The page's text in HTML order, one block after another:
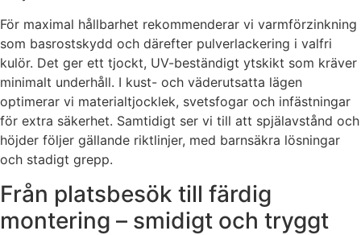
För maximal hållbarhet rekommenderar vi varmförzinkning
som basrostskydd och därefter pulverlackering i valfri
kulör. Det ger ett tjockt, UV-beständigt ytskikt som kräver
minimalt underhåll. I kust- och väderutsatta lägen
optimerar vi materialtjocklek, svetsfogar och infästningar
för extra säkerhet. Samtidigt ser vi till att spjälavstånd och
höjder följer gällande riktlinjer, med barnsäkra lösningar
och stadigt grepp.
Från platsbesök till färdig
montering – smidigt och tryggt